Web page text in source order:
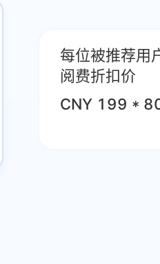
每位被推荐用
阅费折扣价
CNY 199 *